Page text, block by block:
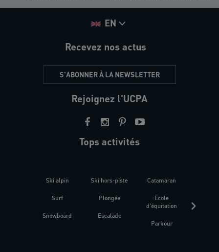
EN
Recevez nos actus
S'ABONNER À LA NEWSLETTER
Rejoignez l'UCPA
Tops activités
Ski alpin
Surf
Snowboard
Ski hors-piste
Plongée
Escalade
Catamaran
Ecole
d'équitation
Parkour